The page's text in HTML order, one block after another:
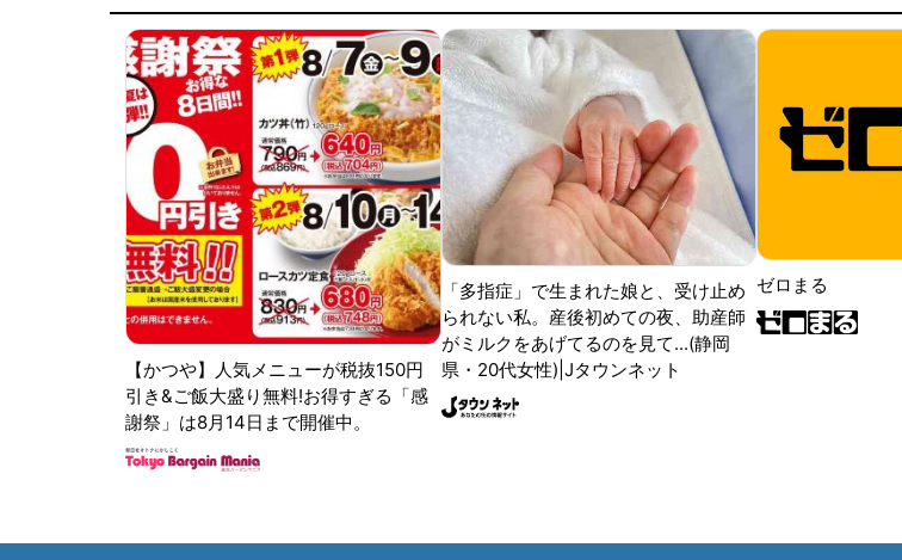
【かつや】人気メニューが税抜150円
引き&ご飯大盛り無料!お得すぎる「感
謝祭」は8月14日まで開催中。
「多指症」で生まれた娘と、受け止め
られない私。産後初めての夜、助産師
がミルクをあげてるのを見て...(静岡
県・20代女性)|Jタウンネット
ゼロまる